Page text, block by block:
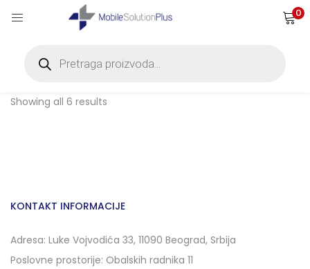
0
search
Filter
Showing all 6 results
KONTAKT INFORMACIJE
Adresa: Luke Vojvodića 33, 11090 Beograd, Srbija
Poslovne prostorije: Obalskih radnika 11